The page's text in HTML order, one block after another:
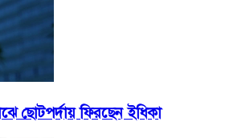
ছোটপর্দায় ফিরছেন ইধিকা